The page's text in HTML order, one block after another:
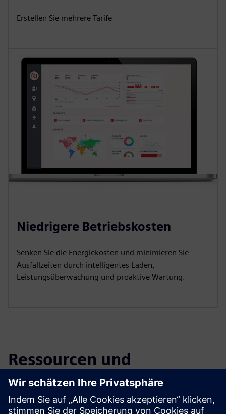
Erstellen Sie mehrere Tarife
Niedrigere Betriebskosten
Senken Sie die Energiekosten und minimieren Sie
Ausfallzeiten durch intelligentes Laden,
Leistungsüberwachung und proaktive Wartung.
Ressourcen und
verwandte Produkte
erkunden